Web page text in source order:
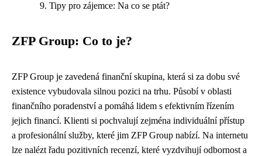
Tipy pro zájemce: Na co se ptát?
ZFP Group: Co to je?
ZFP Group je zavedená finanční skupina, která si za dobu své
existence vybudovala silnou pozici na trhu. Působí v oblasti
finančního poradenství a pomáhá lidem s efektivním řízením
jejich financí. Klienti si pochvalují zejména individuální přístup
a profesionální služby, které jim ZFP Group nabízí. Na internetu
lze nalézt řadu pozitivních recenzí, které vyzdvihují odbornost a